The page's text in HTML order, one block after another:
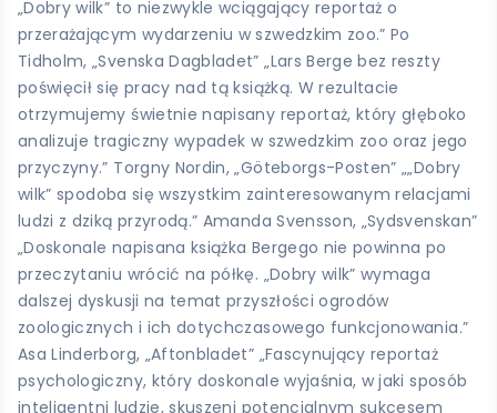
„Dobry wilk” to niezwykle wciągający reportaż o
przerażającym wydarzeniu w szwedzkim zoo.” Po
Tidholm, „Svenska Dagbladet” „Lars Berge bez reszty
poświęcił się pracy nad tą książką. W rezultacie
otrzymujemy świetnie napisany reportaż, który głęboko
analizuje tragiczny wypadek w szwedzkim zoo oraz jego
przyczyny.” Torgny Nordin, „Göteborgs-Posten” „„Dobry
wilk” spodoba się wszystkim zainteresowanym relacjami
ludzi z dziką przyrodą.” Amanda Svensson, „Sydsvenskan”
„Doskonale napisana książka Bergego nie powinna po
przeczytaniu wrócić na półkę. „Dobry wilk” wymaga
dalszej dyskusji na temat przyszłości ogrodów
zoologicznych i ich dotychczasowego funkcjonowania.”
Asa Linderborg, „Aftonbladet” „Fascynujący reportaż
psychologiczny, który doskonale wyjaśnia, w jaki sposób
inteligentni ludzie, skuszeni potencjalnym sukcesem